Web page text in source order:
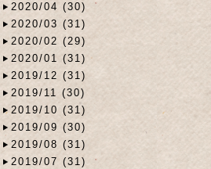
2020/04 (30)
2020/03 (31)
2020/02 (29)
2020/01 (31)
2019/12 (31)
2019/11 (30)
2019/10 (31)
2019/09 (30)
2019/08 (31)
2019/07 (31)